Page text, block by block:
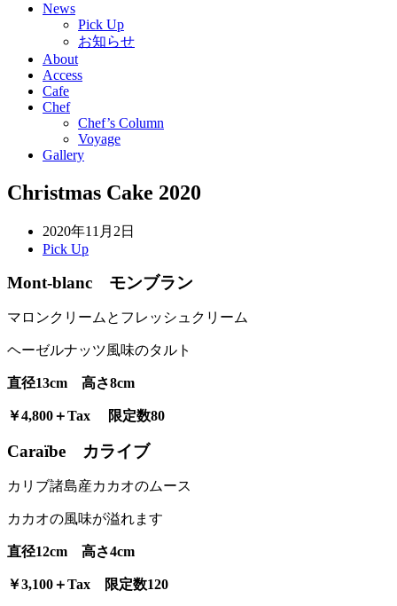
News
Pick Up
お知らせ
About
Access
Cafe
Chef
Chef’s Column
Voyage
Gallery
Christmas Cake 2020
2020年11月2日
Pick Up
Mont-blanc モンブラン
マロンクリームとフレッシュクリーム
ヘーゼルナッツ風味のタルト
直径13cm 高さ8cm
￥4,800＋Tax 限定数80
Caraïbe カライブ
カリブ諸島産カカオのムース
カカオの風味が溢れます
直径12cm 高さ4cm
￥3,100＋Tax 限定数120